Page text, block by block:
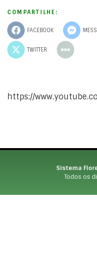
COMPARTILHE:
FACEBOOK
TWITTER
https://
Sistema
Todos os